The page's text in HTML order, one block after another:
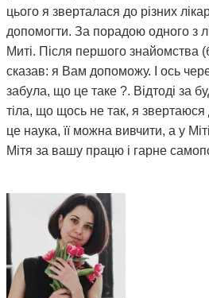
цього я зверталася до різних
допомогти. За порадою одного з
Миті. Після першого знайомства
сказав: я Вам допоможу. І ось
забула, що це таке ?. Відтоді за
тіла, що щось не так, я звертаюся
це наука, її можна вивчити, а у
Мітя за вашу працю і гарне